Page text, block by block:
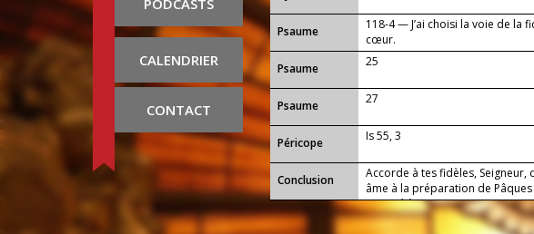
PODCASTS
CALENDRIER
CONTACT
Psaume
118-4 — J’ai choisi la voie de la
cœur.
Psaume
25
Psaume 27
Péricope Is 55, 3
Conclusion
Accorde à tes fidèles, Seigneur,
âme à la préparation de
imposé à notre corps porte en
spirituels.